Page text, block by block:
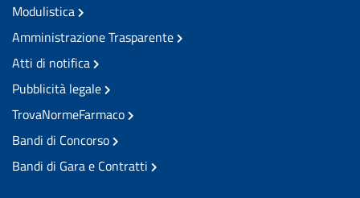
Modulistica
Amministrazione Trasparente
Atti di notifica
Pubblicità legale
TrovaNormeFarmaco
Bandi di Concorso
Bandi di Gara e Contratti